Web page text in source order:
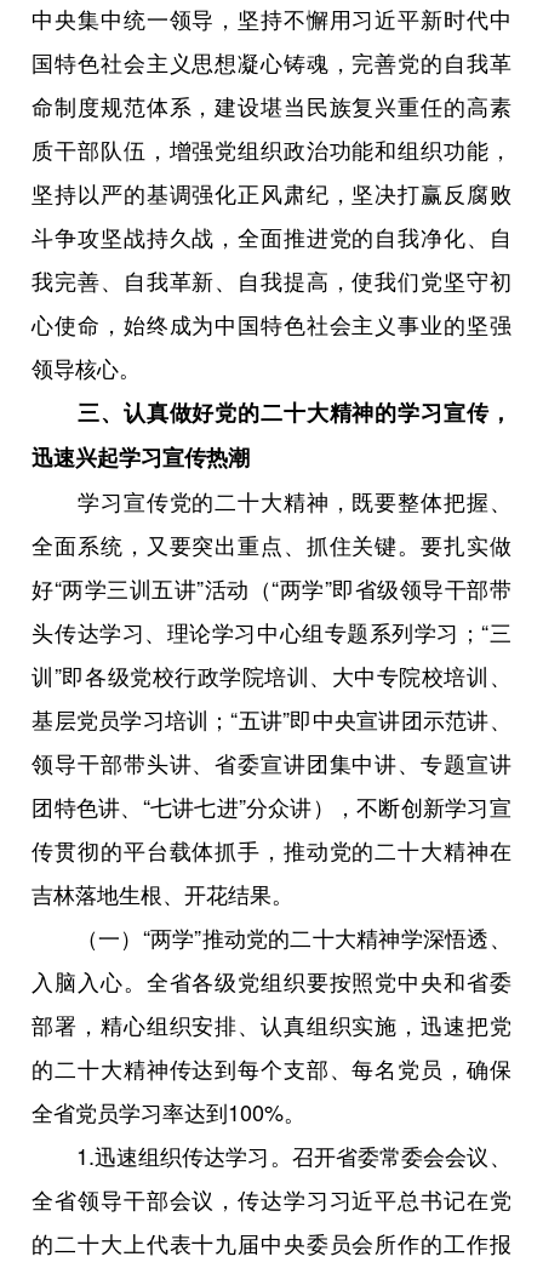
中央集中统一领导，坚持不懈用习近平新时代中
国特色社会主义思想凝心铸魂，完善党的自我革
命制度规范体系，建设堪当民族复兴重任的高素
质干部队伍，增强党组织政治功能和组织功能，
坚持以严的基调强化正风肃纪，坚决打赢反腐败
斗争攻坚战持久战，全面推进党的自我净化、自
我完善、自我革新、自我提高，使我们党坚守初
心使命，始终成为中国特色社会主义事业的坚强
领导核心。
三、认真做好党的二十大精神的学习宣传，
迅速兴起学习宣传热潮
学习宣传党的二十大精神，既要整体把握、
全面系统，又要突出重点、抓住关键。要扎实做
好“两学三训五讲”活动（“两学”即省级领导干部带
头传达学习、理论学习中心组专题系列学习；“三
训”即各级党校行政学院培训、大中专院校培训、
基层党员学习培训；“五讲”即中央宣讲团示范讲、
领导干部带头讲、省委宣讲团集中讲、专题宣讲
团特色讲、“七讲七进”分众讲），不断创新学习宣
传贯彻的平台载体抓手，推动党的二十大精神在
吉林落地生根、开花结果。
（一）“两学”推动党的二十大精神学深悟透、
入脑入心。全省各级党组织要按照党中央和省委
部署，精心组织安排、认真组织实施，迅速把党
的二十大精神传达到每个支部、每名党员，确保
全省党员学习率达到100%。
1.迅速组织传达学习。召开省委常委会会议、
全省领导干部会议，传达学习习近平总书记在党
的二十大上代表十九届中央委员会所作的工作报